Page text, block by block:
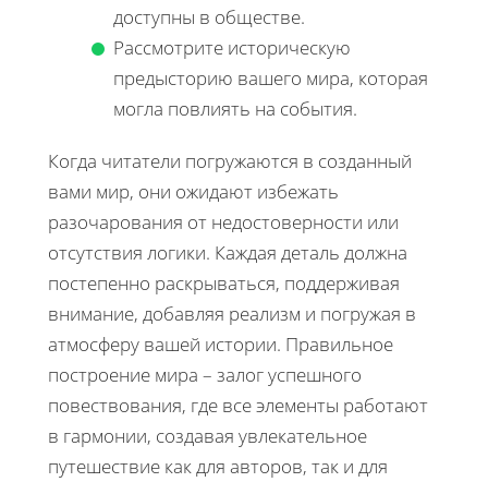
доступны в обществе.
Рассмотрите историческую
предысторию вашего мира, которая
могла повлиять на события.
Когда читатели погружаются в созданный
вами мир, они ожидают избежать
разочарования от недостоверности или
отсутствия логики. Каждая деталь должна
постепенно раскрываться, поддерживая
внимание, добавляя реализм и погружая в
атмосферу вашей истории. Правильное
построение мира – залог успешного
повествования, где все элементы работают
в гармонии, создавая увлекательное
путешествие как для авторов, так и для